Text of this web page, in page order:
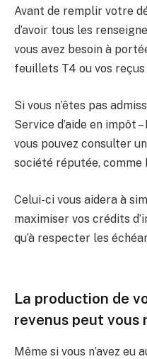
Avant de remplir votre
d’avoir tous les
vous avez besoin à
feuillets T4 ou vos reçus
Si vous n’êtes pas
Service d’aide en impôt
vous pouvez consulter
société réputée, comme
Celui-ci vous aidera à
maximiser vos crédits
qu’à respecter les
La production de
revenus peut vous
Même si vous n’avez eu